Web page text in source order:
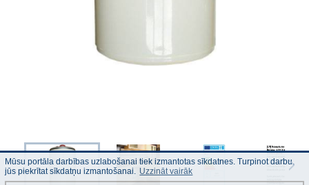
Mūsu portāla darbības uzlabošanai tiek izmantotas sīkdatnes. Turpinot darbu,
jūs piekrītat sīkdatņu izmantošanai. Uzzināt vairāk